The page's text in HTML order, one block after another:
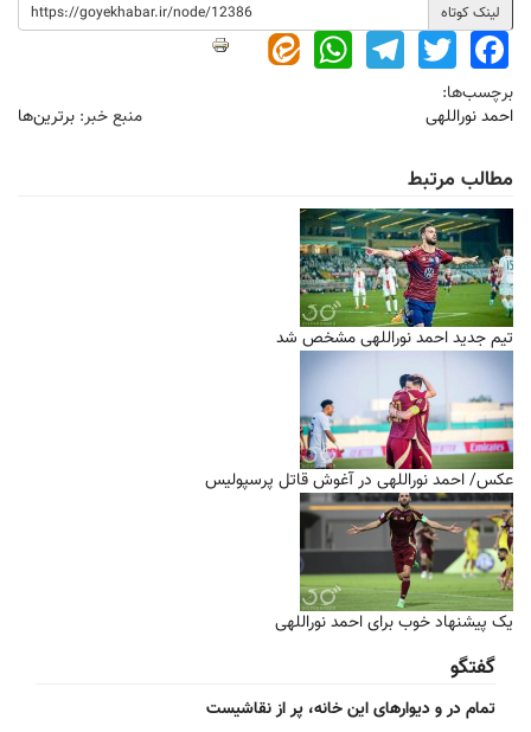
لینک کوتاه
Facebook
Twitter
Telegram
WhatsApp
برچسب‌ها:
احمد نوراللهی
منبع خبر: برترین‌ها
مطالب مرتبط
تیم جدید احمد نوراللهی مشخص شد
عکس/ احمد نوراللهی در آغوش قاتل پرسپولیس
یک پیشنهاد خوب برای احمد نوراللهی
گفتگو
تمام در و دیوارهای این خانه، پر از نقاشیست